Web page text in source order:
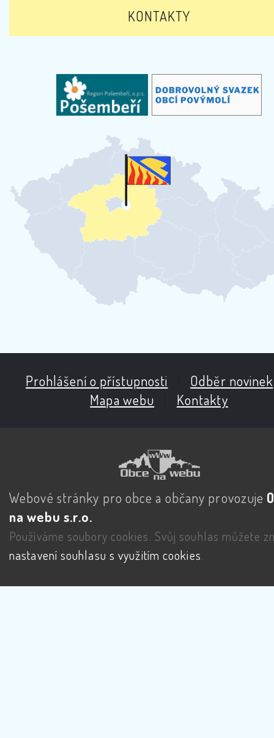
KONTAKTY
Prohlášení o přístupnosti Odběr novinek
Mapa webu
Kontakty
Webové stránky pro obce a občany provozuje
na webu s.r.o.
Používáme soubory cookies. Svůj souhlas můžete
nastavení souhlasu s využitím cookies.